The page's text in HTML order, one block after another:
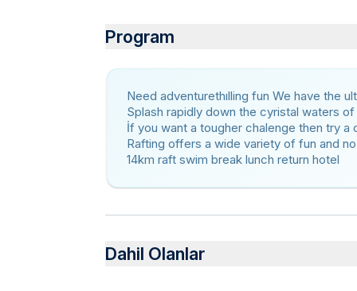
Program
Need adventurethılling fun We have the
Splash rapidly down the cyristal waters
İf you want a tougher chalenge then try a
Rafting offers a wide variety of fun and
14km raft swim break lunch return hotel
Dahil Olanlar